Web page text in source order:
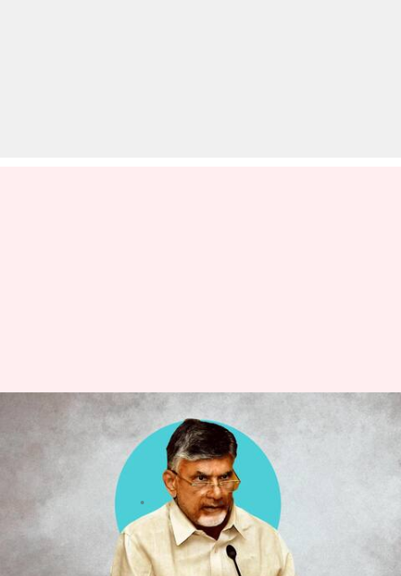
India Today Survey : ఏపీలో ఎంపీ
ఎన్నికలలో టీడీపీదే హవా.. మూడ్
ఆఫ్ నేషన్ 2024 అంచనా
Feb 08, 2024 05:48 pm